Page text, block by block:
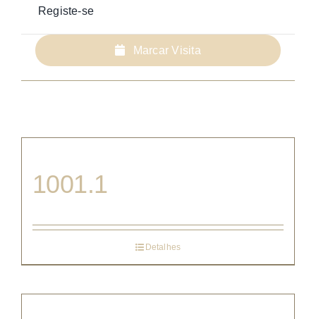
Registe-se
Marcar Visita
1001.1
Detalhes